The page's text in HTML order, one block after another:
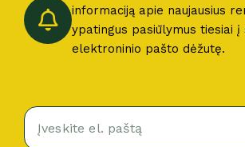
informaciją apie naujausius
ypatingus pasiūlymus tiesiai į
elektroninio pašto dėžutę.